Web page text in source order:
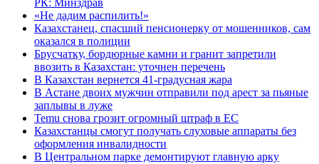
РК: Минздрав
«Не дадим распилить!»
Казахстанец, спасший пенсионерку от мошенников, сам
оказался в полиции
Брусчатку, бордюрные камни и гранит запретили
ввозить в Казахстан: уточнен перечень
В Казахстан вернется 41-градусная жара
В Астане двоих мужчин отправили под арест за пьяные
заплывы в луже
Temu снова грозит огромный штраф в ЕС
Казахстанцы смогут получать слуховые аппараты без
оформления инвалидности
В Центральном парке демонтируют главную арку